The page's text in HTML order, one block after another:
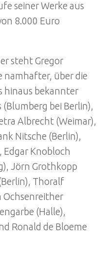
seiner Werke aus
8.000 Euro
steht Gregor
namhafter, über die
hinaus bekannter
bei Berlin),
Albrecht (Weimar),
Nitsche (Berlin),
Edgar Knobloch
Jörn Grothkopp
Thoralf
Ochsenreither
(Halle),
Ronald de Bloeme